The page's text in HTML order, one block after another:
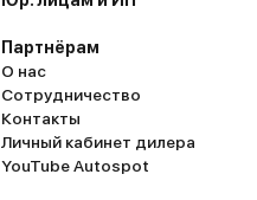
Партнёрам
О нас
Сотрудничество
Контакты
Личный кабинет дилера
YouTube Autospot